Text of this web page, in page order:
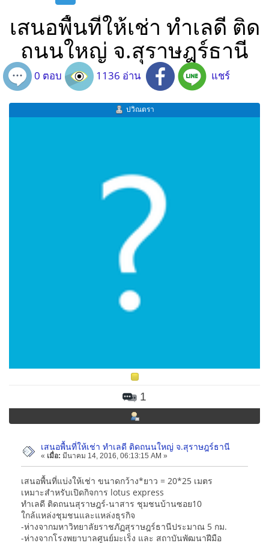
เสนอพื้นที่ให้เช่า ทำเลดี ติด
ถนนใหญ่ จ.สุราษฎร์ธานี
0 ตอบ 1136 อ่าน แชร์
ปวิณตรา
1
เสนอพื้นที่ให้เช่า ทำเลดี ติดถนนใหญ่ จ.สุราษฎร์ธานี
« เมื่อ: มีนาคม 14, 2016, 06:13:15 AM »
เสนอพื้นที่แบ่งให้เช่า ขนาดกว้าง*ยาว = 20*25 เมตร
เหมาะสำหรับเปิดกิจการ lotus express
ทำเลดี ติดถนนสุราษฎร์-นาสาร ชุมชนบ้านซอย10
ใกล้แหล่งชุมชนและแหล่งธุรกิจ
-ห่างจากมหาวิทยาลัยราชภัฏสุราษฎร์ธานีประมาณ 5 กม.
-ห่างจากโรงพยาบาลศูนย์มะเร็ง และ สถาบันพัฒนาฝีมือ